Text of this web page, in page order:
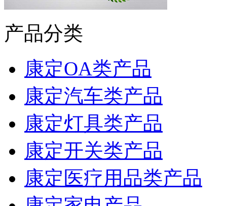
产品分类
康定OA类产品
康定汽车类产品
康定灯具类产品
康定开关类产品
康定医疗用品类产品